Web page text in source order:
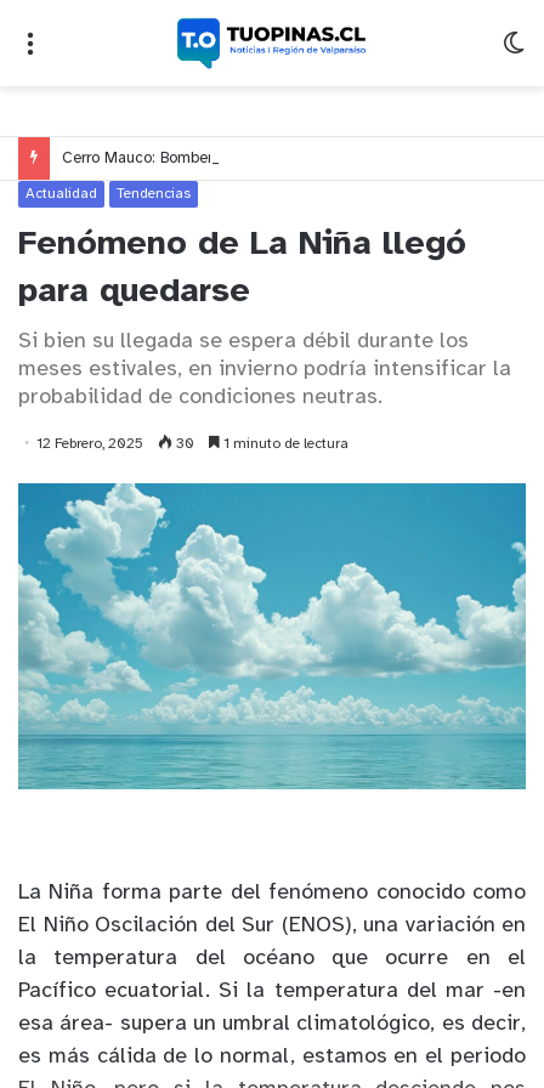
Actualidad Tendencias
Fenómeno de La Niña llegó
para quedarse
Si bien su llegada se espera débil durante los
meses estivales, en invierno podría intensificar la
probabilidad de condiciones neutras.
12 Febrero, 2025 30 1 minuto de lectura
La Niña forma parte del fenómeno conocido como
El Niño Oscilación del Sur (ENOS), una variación en
la temperatura del océano que ocurre en el
Pacífico ecuatorial. Si la temperatura del mar -en
esa área- supera un umbral climatológico, es decir,
es más cálida de lo normal, estamos en el periodo